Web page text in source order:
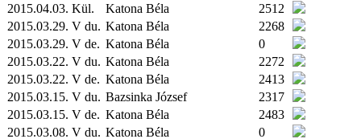
2015.04.03. Kül. Katona Béla
2512
2015.03.29. V du. Katona Béla
2268
2015.03.29. V de. Katona Béla
0
2015.03.22. V du. Katona Béla
2272
2015.03.22. V de. Katona Béla
2413
2015.03.15. V du. Bazsinka József
2317
2015.03.15. V de. Katona Béla
2483
2015.03.08. V du. Katona Béla
0